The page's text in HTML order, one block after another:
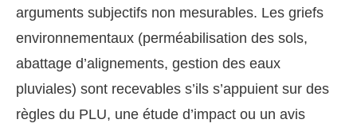
arguments subjectifs non mesurables. Les griefs
environnementaux (perméabilisation des sols,
abattage d’alignements, gestion des eaux
pluviales) sont recevables s’ils s’appuient sur des
règles du PLU, une étude d’impact ou un avis